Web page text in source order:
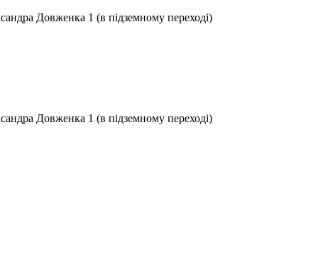
Довженка 1 (в підземному переході)
Довженка 1 (в підземному переході)